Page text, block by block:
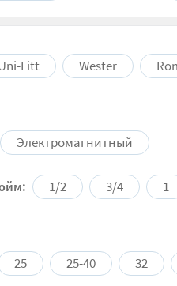
Fitt Wester
Электромагнитный
1/2 3/4 1
25 25-40 32